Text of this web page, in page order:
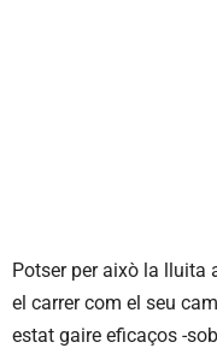
Potser per això la lluita
el carrer com el seu
estat gaire eficaços -